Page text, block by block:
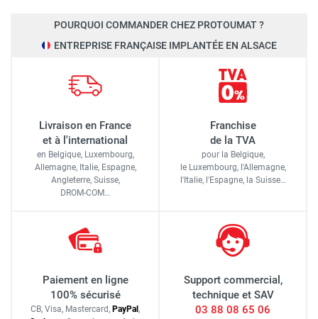
POURQUOI COMMANDER CHEZ PROTOUMAT ?
ENTREPRISE FRANÇAISE IMPLANTÉE EN ALSACE
Livraison en France
et à l'international
en Belgique, Luxembourg,
Allemagne, Italie, Espagne,
Angleterre, Suisse,
DROM-COM…
Franchise
de la TVA
pour la Belgique,
le Luxembourg, l'Allemagne,
l'Italie, l'Espagne, la Suisse…
Paiement en ligne
100% sécurisé
CB, Visa, Mastercard, PayPal,
Support commercial,
technique et SAV
03 88 08 65 06